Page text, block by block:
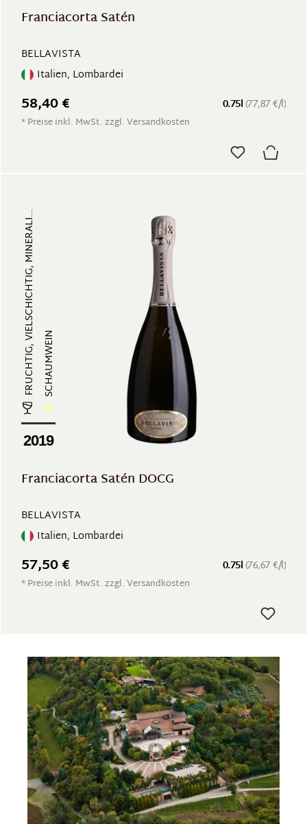
Franciacorta Satén
BELLAVISTA
Italien, Lombardei
0.75l (77,87 €/l)
58,40 €
* Preise inkl. MwSt. zzgl. Versandkosten
FRUCHTIG, VIELSCHICHTIG, MINERALI...SCHAUMWEIN
2019
Franciacorta Satén DOCG
BELLAVISTA
Italien, Lombardei
0.75l (76,67 €/l)
57,50 €
* Preise inkl. MwSt. zzgl. Versandkosten